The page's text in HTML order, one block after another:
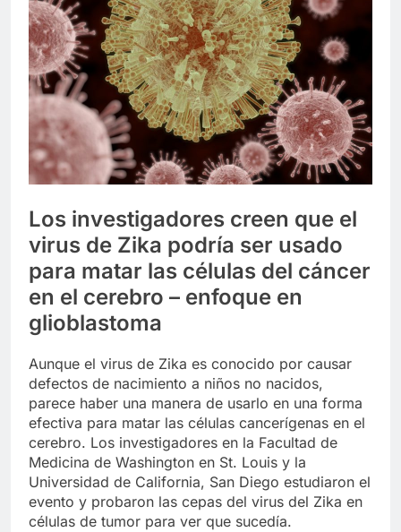
Libre
Crucero en México te
lleva a lugares
paranormales con
binoculares de visión
nocturna y reuniones de
secuestrados
7 Años Atrás
La Inteligencia Artificial
deepfake de Samsung
fabrica un clip de
movimiento desde una
sola foto
7 Años Atrás
Los investigadores creen que el
virus de Zika podría ser usado
para matar las células del cáncer
en el cerebro – enfoque en
glioblastoma
Aunque el virus de Zika es conocido por causar
defectos de nacimiento a niños no nacidos,
parece haber una manera de usarlo en una forma
efectiva para matar las células cancerígenas en el
cerebro. Los investigadores en la Facultad de
Medicina de Washington en St. Louis y la
Universidad de California, San Diego estudiaron el
evento y probaron las cepas del virus del Zika en
células de tumor para ver que sucedía.